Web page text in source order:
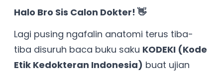
Halo Bro Sis Calon Dokter! 👋
Lagi pusing ngafalin anatomi terus tiba-
tiba disuruh baca buku saku KODEKI (Kode
Etik Kedokteran Indonesia) buat ujian